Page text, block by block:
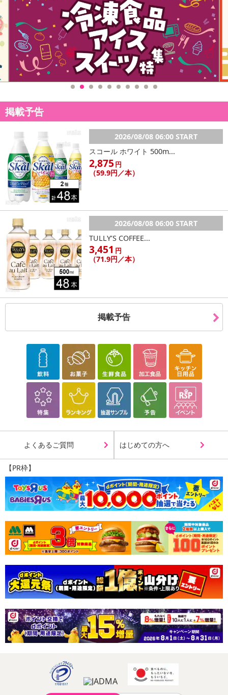
休業日
その他共通および商品カテゴリー別注意事項（※必ずご確認くだ
さい）
掲載予告
2026/08/08 06:00 START
スコール ホワイト 500m...
2,875 円
（59.9円／本）
2026/08/08 06:00 START
TULLY’S COFFEE...
3,451 円
（71.9円／本）
掲載予告
よくあるご質問 はじめての方へ
【PR枠】